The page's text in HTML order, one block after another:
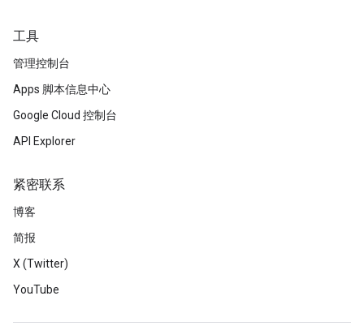
工具
管理控制台
Apps 脚本信息中心
Google Cloud 控制台
API Explorer
紧密联系
博客
简报
X (Twitter)
YouTube